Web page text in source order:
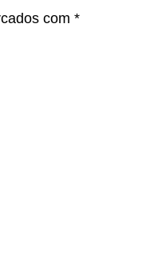
com *